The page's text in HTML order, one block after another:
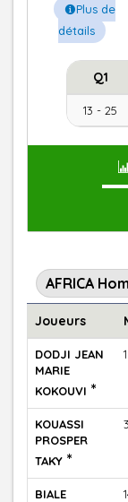
Plus de
détails
Q1
13 - 25
AFRICA
Joueurs
DODJI JEAN
MARIE
KOKOUVI *
KOUASSI
PROSPER
TAKY *
BIALE